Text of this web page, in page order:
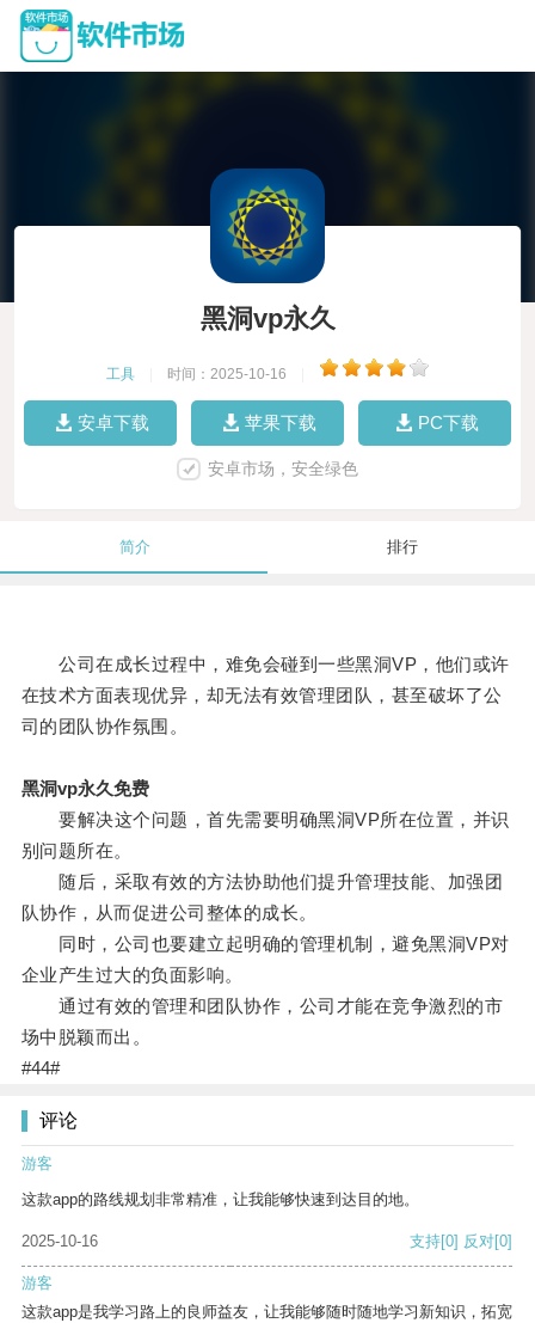
黑洞vp永久
工具 时间：2025-10-16
安卓下载 苹果下载 PC下载
安卓市场，安全绿色
简介 排行
公司在成长过程中，难免会碰到一些黑洞VP，他们或许
在技术方面表现优异，却无法有效管理团队，甚至破坏了公
司的团队协作氛围。
黑洞vp永久免费
要解决这个问题，首先需要明确黑洞VP所在位置，并识
别问题所在。
随后，采取有效的方法协助他们提升管理技能、加强团
队协作，从而促进公司整体的成长。
同时，公司也要建立起明确的管理机制，避免黑洞VP对
企业产生过大的负面影响。
通过有效的管理和团队协作，公司才能在竞争激烈的市
场中脱颖而出。
#44#
评论
游客
这款app的路线规划非常精准，让我能够快速到达目的地。
2025-10-16 支持[0] 反对[0]
游客
这款app是我学习路上的良师益友，让我能够随时随地学习新知识，拓宽